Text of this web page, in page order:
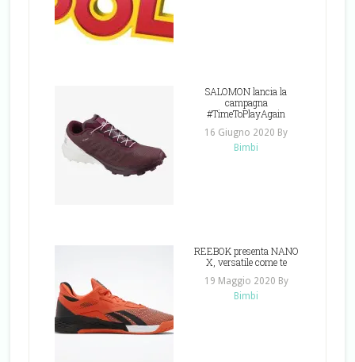
SALOMON lancia la
campagna
#TimeToPlayAgain
16 Giugno 2020 By
Bimbi
REEBOK presenta NANO
X, versatile come te
19 Maggio 2020 By
Bimbi